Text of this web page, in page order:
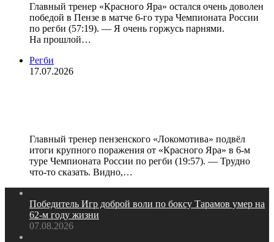
Главный тренер «Красного Яра» остался очень доволен
победой в Пензе в матче 6-го тура Чемпионата России
по регби (57:19). — Я очень горжусь парнями.
На прошлой…
Регби
17.07.2026
Главный тренер пензенского «Локомотива» подвёл
итоги крупного поражения от «Красного Яра» в 6-м
туре Чемпионата России по регби (19:57). — Трудно
что-то сказать. Видно,…
Победитель Игр доброй воли по боксу Тарамов умер на
62‑м году жизни
07.08.2026